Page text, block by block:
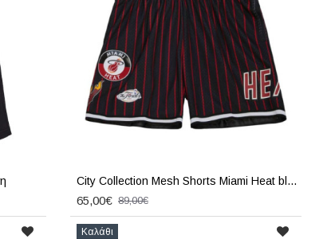
City Collection Mesh Shorts Miami Heat black
65,00€ 89,00€
Καλάθι